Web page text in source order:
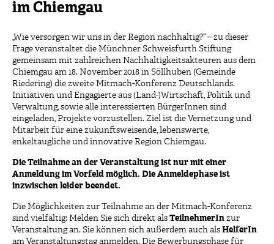
im Chiemgau
„Wie versorgen wir uns in der Region nachhaltig?“ – zu dieser
Frage veranstaltet die Münchner Schweisfurth Stiftung
gemeinsam mit zahlreichen Nachhaltigkeitsakteuren aus dem
Chiemgau am 18. November 2018 in Söllhuben (Gemeinde
Riedering) die zweite Mitmach-Konferenz Deutschlands.
Initiativen und Engagierte aus (Land-)Wirtschaft, Politik und
Verwaltung, sowie alle interessierten BürgerInnen sind
eingeladen, Projekte vorzustellen. Ziel ist die Vernetzung und
Mitarbeit für eine zukunftsweisende, lebenswerte,
enkeltaugliche und innovative Region Chiemgau.
Die Teilnahme an der Veranstaltung ist nur mit einer
Anmeldung im Vorfeld möglich. Die Anmeldephase ist
inzwischen leider beendet.
Die Möglichkeiten zur Teilnahme an der Mitmach-Konferenz
sind vielfältig: Melden Sie sich direkt als TeilnehmerIn zur
Veranstaltung an. Sie können sich außerdem auch als HelferIn
am Veranstaltungstag anmelden. Die Bewerbungsphase für